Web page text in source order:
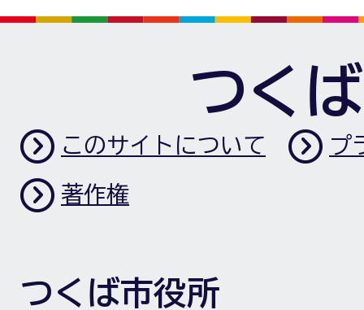
つく
このサイトについて プ
著作権
つくば市役所